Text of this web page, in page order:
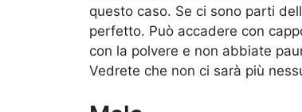
questo caso. Se ci sono parti
perfetto. Può accadere con
con la polvere e non abbiate
Vedrete che non ci sarà più